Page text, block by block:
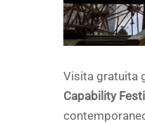
Visita gratuita
Capability